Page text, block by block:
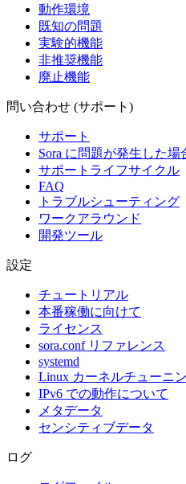
動作環境
既知の問題
実験的機能
非推奨機能
廃止機能
問い合わせ (サポート)
サポート
Sora に問題が発生した
サポートライフサイクル
FAQ
トラブルシューティング
ワークアラウンド
開発ツール
設定
チュートリアル
本番稼働に向けて
ライセンス
sora.conf リファレンス
systemd
Linux カーネルチューニ
IPv6 での動作について
メタデータ
センシティブデータ
ログ